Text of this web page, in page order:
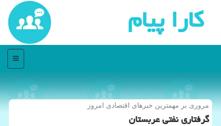
كارا پیام
منو
مروری بر مهمترین خبرهای اقتصادی امروز
گرفتاری نفتی عربستان